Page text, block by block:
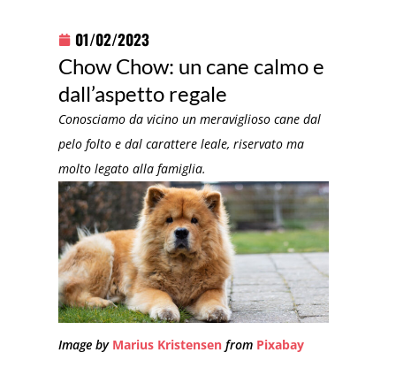
01/02/2023
Chow Chow: un cane calmo e
dall’aspetto regale
Conosciamo da vicino un meraviglioso cane dal
pelo folto e dal carattere leale, riservato ma
molto legato alla famiglia.
Image by Marius Kristensen from Pixabay